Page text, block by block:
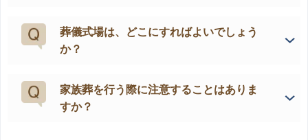
葬儀式場は、どこにすればよいでしょう
か？
家族葬を行う際に注意することはありま
すか？